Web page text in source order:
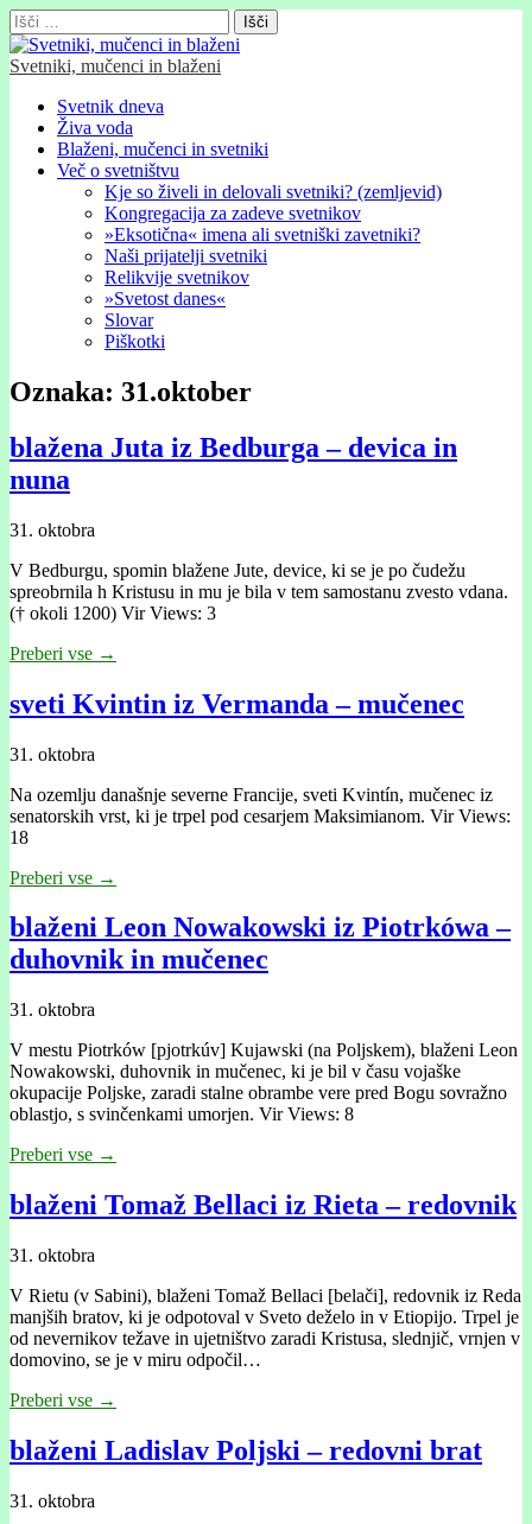
Išči:
Svetniki, mučenci in blaženi
Glavni
meni
Skip
content
Svetnik dneva
Živa voda
Blaženi, mučenci in svetniki
Več o svetništvu
Kje so živeli in delovali svetniki? (zemljevid)
Kongregacija za zadeve svetnikov
»Eksotična« imena ali svetniški zavetniki?
Naši prijatelji svetniki
Relikvije svetnikov
»Svetost danes«
Slovar
Piškotki
Oznaka: 31.oktober
blažena Juta iz Bedburga – devica in
nuna
31. oktobra
V Bedburgu, spomin blažene Jute, device, ki se je po čudežu
spreobrnila h Kristusu in mu je bila v tem samostanu zvesto vdana.
(† okoli 1200) Vir Views: 3
Preberi vse →
sveti Kvintin iz Vermanda – mučenec
31. oktobra
Na ozemlju današnje severne Francije, sveti Kvintín, mučenec iz
senatorskih vrst, ki je trpel pod cesarjem Maksimianom. Vir Views:
18
Preberi vse →
blaženi Leon Nowakowski iz Piotrkówa –
duhovnik in mučenec
31. oktobra
V mestu Piotrków [pjotrkúv] Kujawski (na Poljskem), blaženi Leon
Nowakowski, duhovnik in mučenec, ki je bil v času vojaške
okupacije Poljske, zaradi stalne obrambe vere pred Bogu sovražno
oblastjo, s svinčenkami umorjen. Vir Views: 8
Preberi vse →
blaženi Tomaž Bellaci iz Rieta – redovnik
31. oktobra
V Rietu (v Sabini), blaženi Tomaž Bellaci [belači], redovnik iz Reda
manjših bratov, ki je odpotoval v Sveto deželo in v Etiopijo. Trpel je
od nevernikov težave in ujetništvo zaradi Kristusa, slednjič, vrnjen v
domovino, se je v miru odpočil…
Preberi vse →
blaženi Ladislav Poljski – redovni brat
31. oktobra